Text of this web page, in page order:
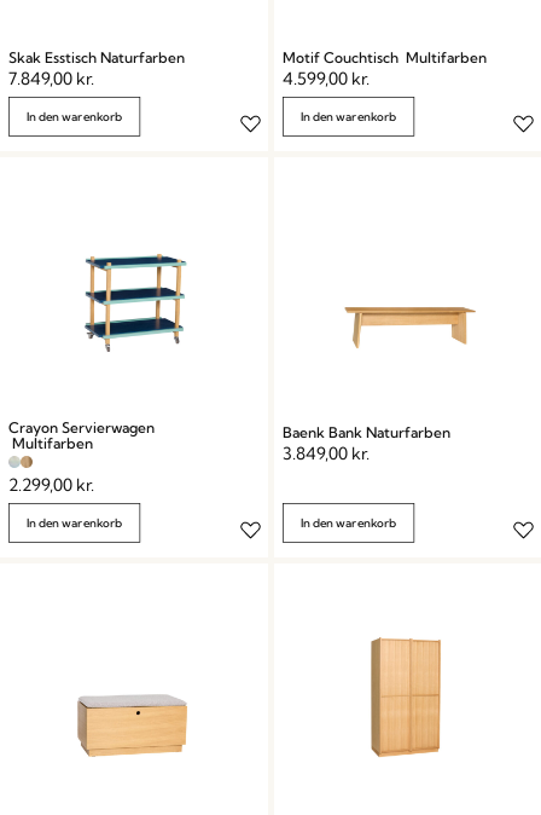
Skak Esstisch Naturfarben
7.849,00 kr.
In den warenkorb
Motif Couchtisch Multifarben
4.599,00 kr.
In den warenkorb
Crayon Servierwagen
Multifarben
2.299,00 kr.
In den warenkorb
Baenk Bank Naturfarben
3.849,00 kr.
In den warenkorb